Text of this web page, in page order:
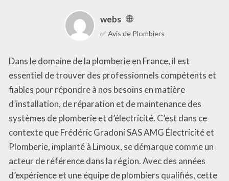
webs
✅ Avis de Plombiers
Dans le domaine de la plomberie en France, il est
essentiel de trouver des professionnels compétents et
fiables pour répondre à nos besoins en matière
d’installation, de réparation et de maintenance des
systèmes de plomberie et d’électricité. C’est dans ce
contexte que Frédéric Gradoni SAS AMG Électricité et
Plomberie, implanté à Limoux, se démarque comme un
acteur de référence dans la région. Avec des années
d’expérience et une équipe de plombiers qualifiés, cette